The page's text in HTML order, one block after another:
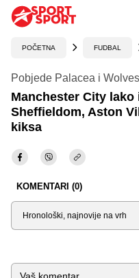
POČETNA FUDBAL
Pobjede Palacea i
Manchester City lako
Sheffieldom, Aston
kiksa
KOMENTARI (0)
Sortiraj
Komentar